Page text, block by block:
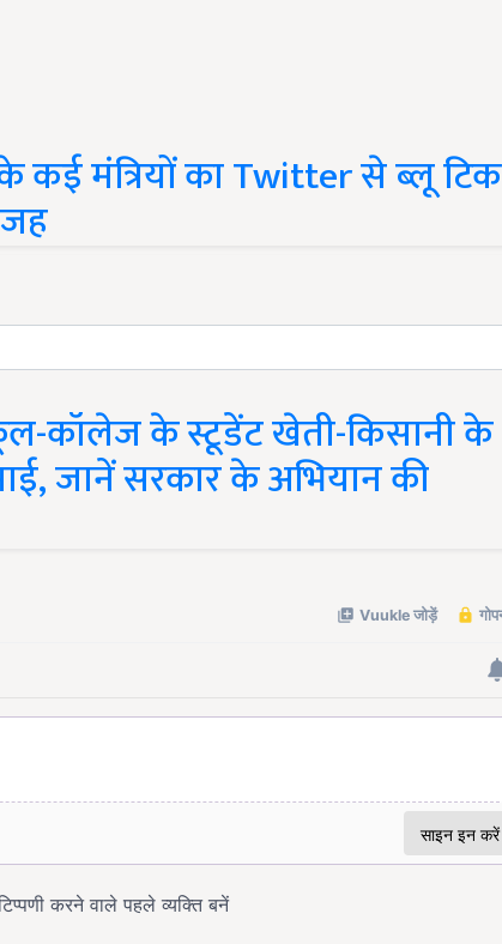
कई मंत्रियों का Twitter से ब्लू टिक
कॉलेज के स्टूडेंट खेती-किसानी के
जानें सरकार के अभियान की